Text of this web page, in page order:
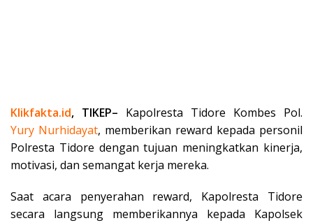
Klikfakta.id, TIKEP– Kapolresta Tidore Kombes Pol.
Yury Nurhidayat, memberikan reward kepada personil
Polresta Tidore dengan tujuan meningkatkan kinerja,
motivasi, dan semangat kerja mereka.
Saat acara penyerahan reward, Kapolresta Tidore
secara langsung memberikannya kepada Kapolsek